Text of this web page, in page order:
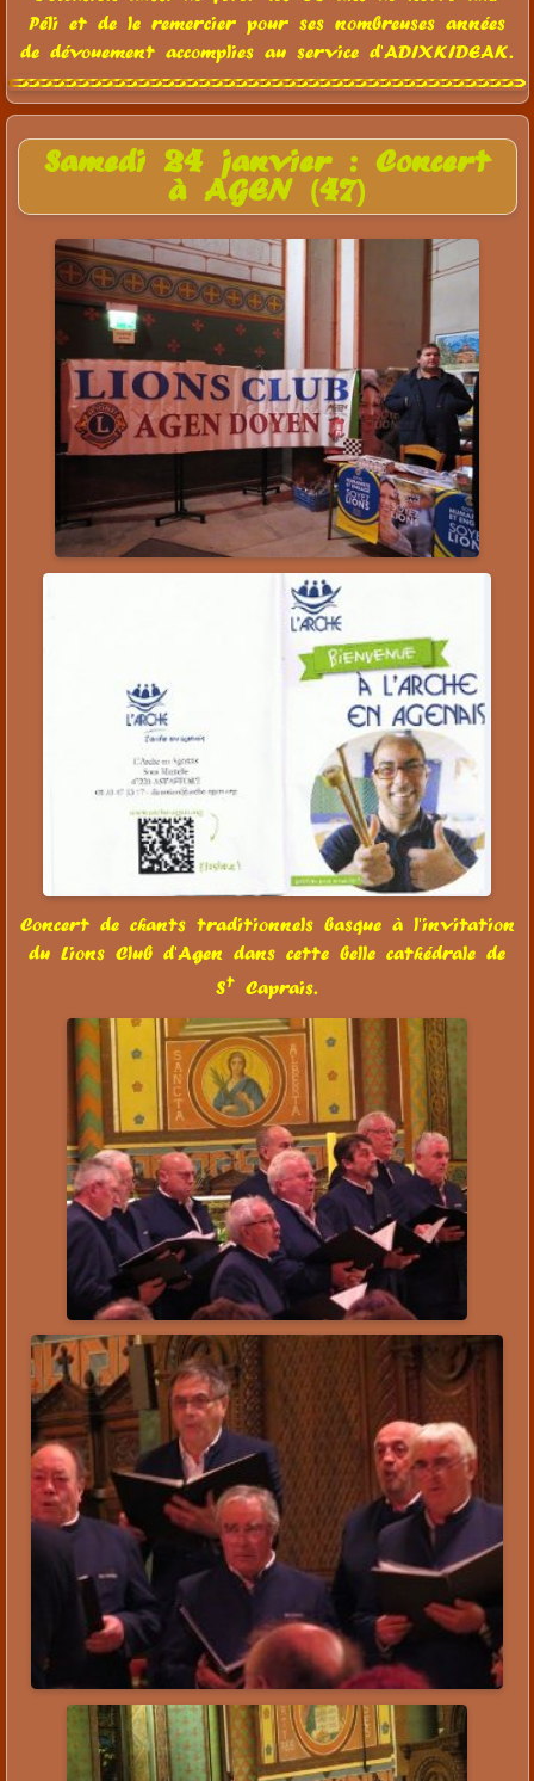
Péli et de le remercier pour ses nombreuses années
de dévouement accomplies au service d'ADIXKIDEAK.
Samedi 24 janvier : Concert
à AGEN (47)
Concert de chants traditionnels basque à l'invitation
du Lions Club d'Agen dans cette belle cathédrale de
St Caprais.